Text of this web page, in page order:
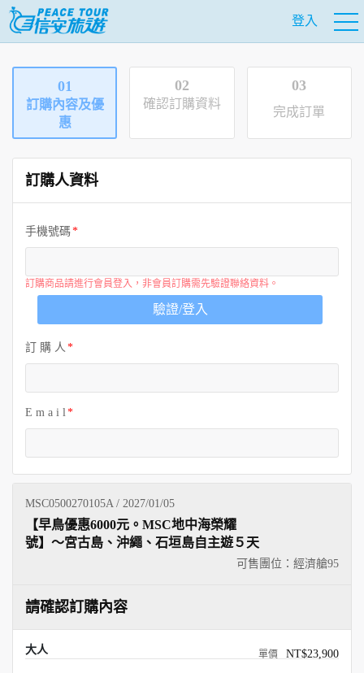
登入
01
訂購內容及優
惠
02
確認訂購資料
03
完成訂單
訂購人資料
手機號碼
訂購商品請進行會員登入，非會員訂購需先驗證聯絡資料。
驗證/登入
訂 購 人
E m a i l
MSC0500270105A / 2027/01/05
可售團位：經濟艙95
【早鳥優惠6000元。MSC地中海榮耀
號】～宮古島、沖繩、石垣島自主遊５天
請確認訂購內容
大人 NT$23,900